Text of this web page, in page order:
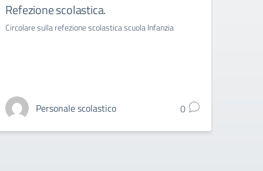
Refezione scolastica.
Circolare sulla refezione scolastica scuola Infanzia
Personale scolastico 0